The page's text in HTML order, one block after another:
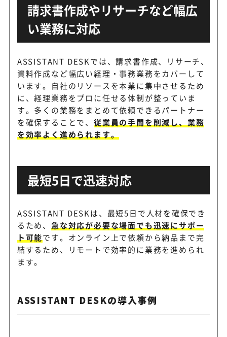
請求書作成やリサーチなど幅広
い業務に対応
ASSISTANT DESKでは、請求書作成、リサーチ、
資料作成など幅広い経理・事務業務をカバーして
います。自社のリソースを本業に集中させるため
に、経理業務をプロに任せる体制が整っていま
す。多くの業務をまとめて依頼できるパートナー
を確保することで、従業員の手間を削減し、業務
を効率よく進められます。
最短5日で迅速対応
ASSISTANT DESKは、最短5日で人材を確保でき
るため、急な対応が必要な場面でも迅速にサポー
ト可能です。オンライン上で依頼から納品まで完
結するため、リモートで効率的に業務を進められ
ます。
ASSISTANT DESKの導入事例